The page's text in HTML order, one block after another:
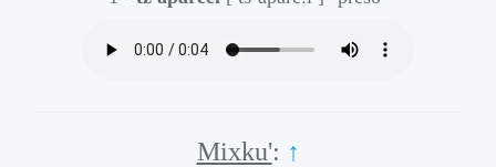
Mixku': ↑